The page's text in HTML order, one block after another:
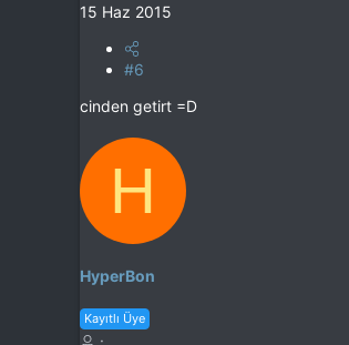
15 Haz 2015
#6
cinden getirt =D
H
HyperBon
Kayıtlı Üye